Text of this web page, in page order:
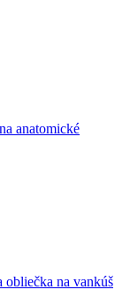
anatomické
obliečka na vankúš